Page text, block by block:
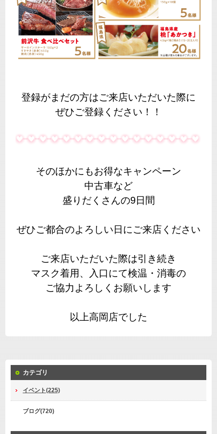
登録がまだの方はご来店いただいた際に
ぜひご登録ください！！
そのほかにもお得なキャンペーン
中古車など
盛りだくさんの9日間
ぜひご都合のよろしい日にご来店ください
ご来店いただいた際は引き続き
マスク着用、入口にて検温・消毒の
ご協力よろしくお願いします
以上高岡店でした
カテゴリ
イベント(225)
ブログ(720)